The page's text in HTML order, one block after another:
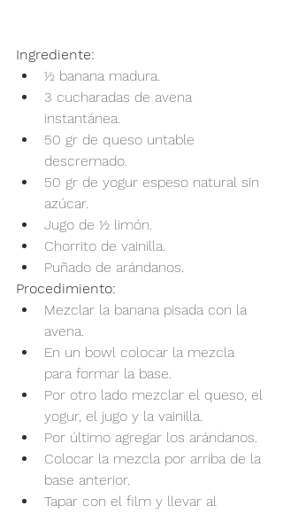
Ingrediente:
½ banana madura.
3 cucharadas de avena
instantánea.
50 gr de queso untable
descremado.
50 gr de yogur espeso natural sin
azúcar.
Jugo de ½ limón.
Chorrito de vainilla.
Puñado de arándanos.
Procedimiento:
Mezclar la banana pisada con la
avena.
En un bowl colocar la mezcla
para formar la base.
Por otro lado mezclar el queso, el
yogur, el jugo y la vainilla.
Por último agregar los arándanos.
Colocar la mezcla por arriba de la
base anterior.
Tapar con el film y llevar al